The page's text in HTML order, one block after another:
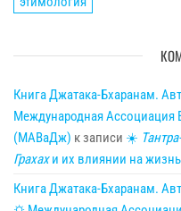
Книга Джатака-Бхаранам.
Международная
(МАВаДж) к записи ☀
Грахахи их влиянии на
Книга Джатака-Бхаранам.